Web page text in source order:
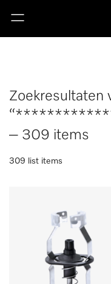
Zoekresultaten
– 309 items
309 list items